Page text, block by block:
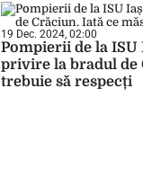
19 Dec. 2024, 02:00
Pompierii de la
privire la bradul de
trebuie să respecți